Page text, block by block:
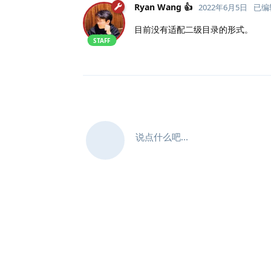
Ryan Wang 👍
STAFF
2022年6月5日 已
目前没有适配二级目录的形式。
说点什么吧...